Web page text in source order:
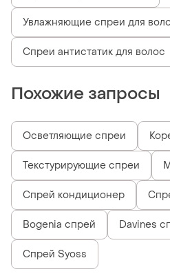
Увлажняющие спреи для
Спреи антистатик для волос
Похожие запросы
Осветляющие спреи
Текстурирующие спреи
Спрей кондиционер
Bogenia спрей Davines
Спрей Syoss